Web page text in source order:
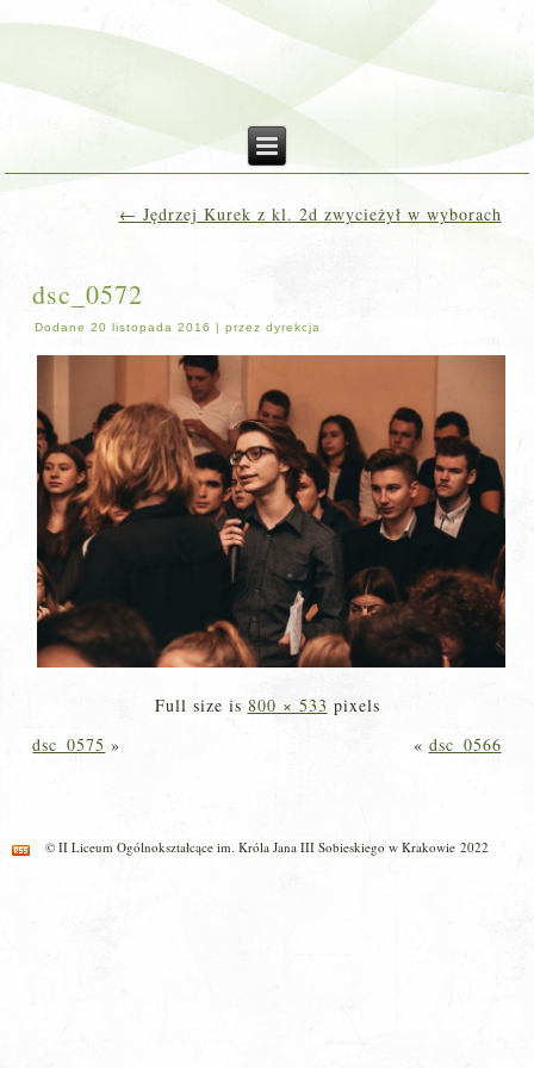
← Jędrzej Kurek z kl. 2d zwycieżył w wyborach
dsc_0572
Dodane 20 listopada 2016 |przez dyrekcja
Full size is 800 × 533 pixels
dsc_0575 » « dsc_0566
© II Liceum Ogólnokształcące im. Króla Jana III Sobieskiego w Krakowie 2022